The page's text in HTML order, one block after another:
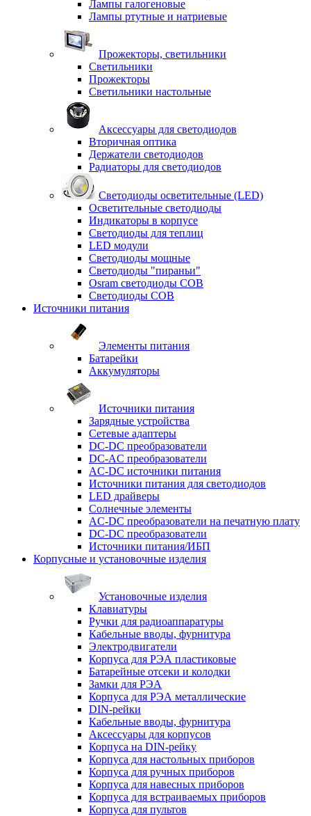
Лампы галогеновые
Лампы ртутные и натриевые
Прожекторы, светильники
Светильники
Прожекторы
Светильники настольные
Аксессуары для светодиодов
Вторичная оптика
Держатели светодиодов
Радиаторы для светодиодов
Светодиоды осветительные (LED)
Осветительные светодиоды
Индикаторы в корпусе
Светодиоды для теплиц
LED модули
Светодиоды мощные
Светодиоды "пираньи"
Osram светодиоды COB
Светодиоды COB
Источники питания
Элементы питания
Батарейки
Аккумуляторы
Источники питания
Зарядные устройства
Сетевые адаптеры
DC-DC преобразователи
DC-AC преобразователи
AC-DC источники питания
Источники питания для светодиодов
LED драйверы
Солнечные элементы
AC-DC преобразователи на печатную плату
DC-DC преобразователи
Источники питания/ИБП
Корпусные и установочные изделия
Установочные изделия
Клавиатуры
Ручки для радиоаппаратуры
Кабельные вводы, фурнитура
Электродвигатели
Корпуса для РЭА пластиковые
Батарейные отсеки и колодки
Замки для РЭА
Корпуса для РЭА металлические
DIN-рейки
Кабельные вводы, фурнитура
Аксессуары для корпусов
Корпуса на DIN-рейку
Корпуса для настольных приборов
Корпуса для ручных приборов
Корпуса для навесных приборов
Корпуса для встраиваемых приборов
Корпуса для пультов